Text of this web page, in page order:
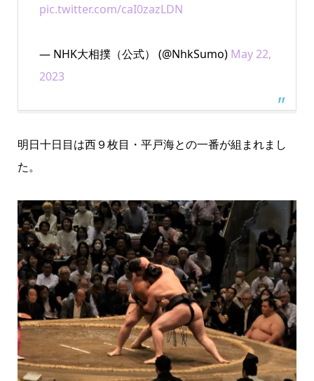
pic.twitter.com/caI0zazLDN
— NHK大相撲（公式） (@NhkSumo) May 22,
2023
明日十日目は西９枚目・平戸海との一番が組まれまし
た。